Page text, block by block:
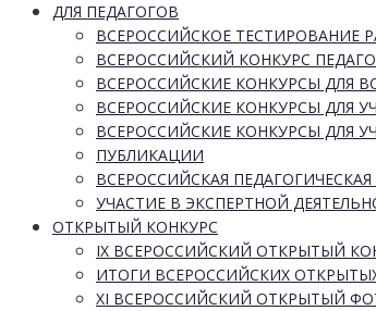
ДЛЯ ПЕДАГОГОВ
ВСЕРОССИЙСКОЕ ТЕСТИРОВАНИЕ
ВСЕРОССИЙСКИЙ КОНКУРС
ВСЕРОССИЙСКИЕ КОНКУРСЫ ДЛЯ
ВСЕРОССИЙСКИЕ КОНКУРСЫ ДЛЯ
ВСЕРОССИЙСКИЕ КОНКУРСЫ ДЛЯ
ПУБЛИКАЦИИ
ВСЕРОССИЙСКАЯ
УЧАСТИЕ В ЭКСПЕРТНОЙ
ОТКРЫТЫЙ КОНКУРС
IX ВСЕРОССИЙСКИЙ ОТКРЫТЫЙ
ИТОГИ ВСЕРОССИЙСКИХ
XI ВСЕРОССИЙСКИЙ ОТКРЫТЫЙ